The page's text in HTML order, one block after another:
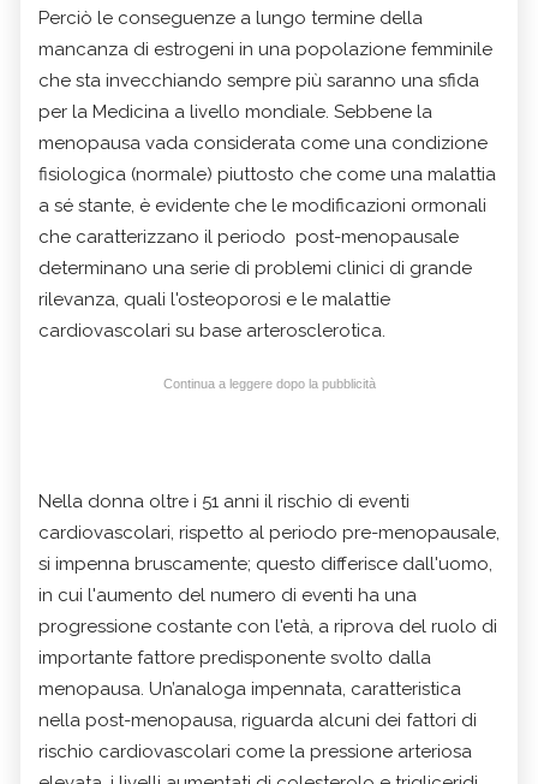
Perciò le conseguenze a lungo termine della
mancanza di estrogeni in una popolazione femminile
che sta invecchiando sempre più saranno una sfida
per la Medicina a livello mondiale. Sebbene la
menopausa vada considerata come una condizione
fisiologica (normale) piuttosto che come una malattia
a sé stante, è evidente che le modificazioni ormonali
che caratterizzano il periodo post-menopausale
determinano una serie di problemi clinici di grande
rilevanza, quali l'osteoporosi e le malattie
cardiovascolari su base arterosclerotica.
Continua a leggere dopo la pubblicità
Nella donna oltre i 51 anni il rischio di eventi
cardiovascolari, rispetto al periodo pre-menopausale,
si impenna bruscamente; questo differisce dall'uomo,
in cui l'aumento del numero di eventi ha una
progressione costante con l'età, a riprova del ruolo di
importante fattore predisponente svolto dalla
menopausa. Un’analoga impennata, caratteristica
nella post-menopausa, riguarda alcuni dei fattori di
rischio cardiovascolari come la pressione arteriosa